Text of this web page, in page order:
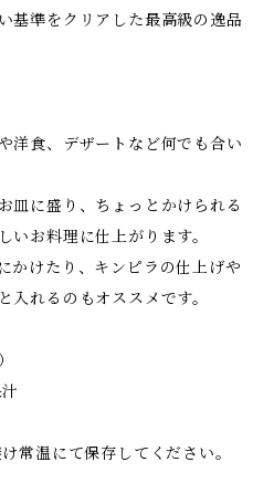
基準をクリアした最高級の逸品
洋食、デザートなど何でも合い
皿に盛り、ちょっとかけられる
いお料理に仕上がります。
かけたり、キンピラの仕上げや
入れるのもオススメです。
常温にて保存してください。